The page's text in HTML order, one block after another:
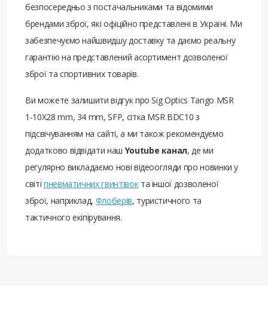
безпосередньо з постачальниками та відомими
брендами зброї, які офіційно представлені в Україні. Ми
забезпечуємо найшвидшу доставку та даємо реальну
гарантію на представлений асортимент дозволеної
зброї та спортивних товарів.
Ви можете залишити відгук про Sig Optics Tango MSR
1-10X28 mm, 34 mm, SFP, сітка MSR BDC10 з
підсвічуванням на сайті, а ми також рекомендуємо
додатково відвідати наш Youtube канал, де ми
регулярно викладаємо нові відеоогляди про новинки у
світі пневматичних гвинтівокта іншої дозволеної
зброї, наприклад, Флоберів, туристичного та
тактичного екіпірування.